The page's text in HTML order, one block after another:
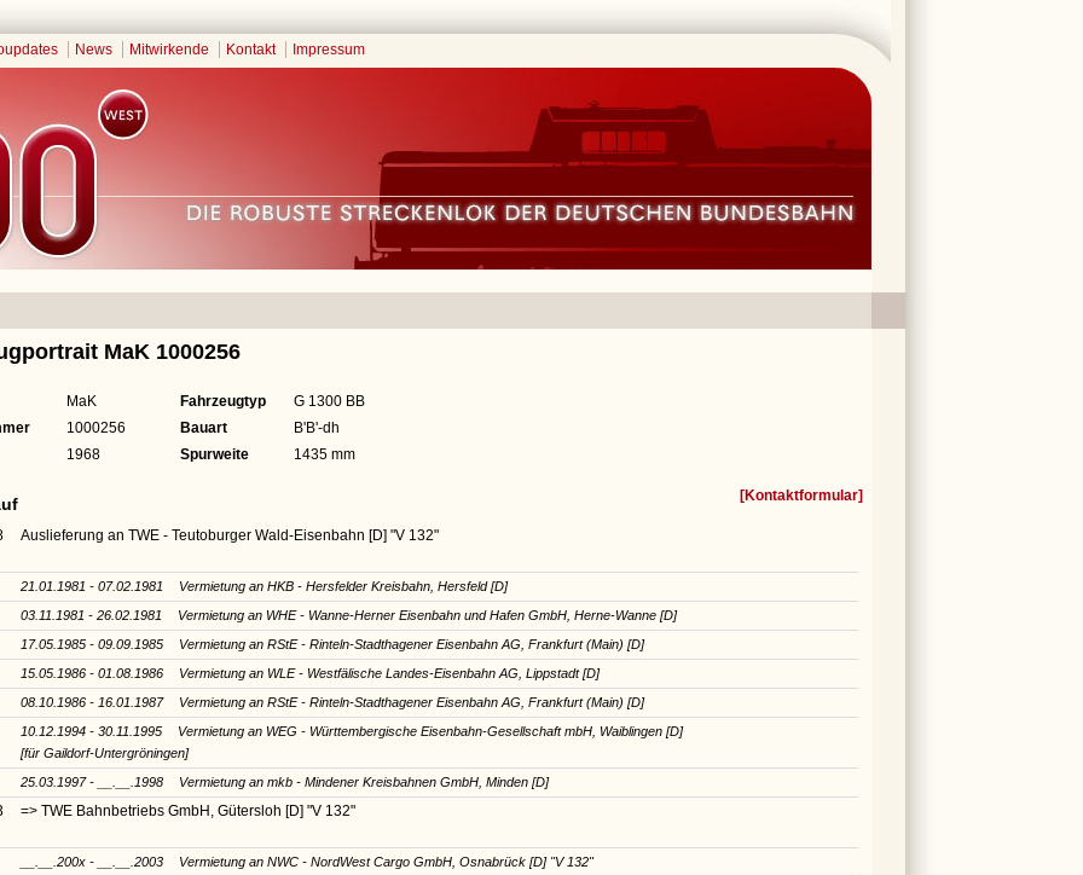
News Mitwirkende Kontakt Impressum
MaK 1000256
MaK Fahrzeugtyp
G 1300 BB
1000256 Bauart
B'B'-dh
1968 Spurweite 1435 mm
[Kontaktformular]
Auslieferung an TWE - Teutoburger Wald-Eisenbahn [D] "V 132"
21.01.1981 - 07.02.1981
Vermietung an HKB - Hersfelder Kreisbahn, Hersfeld [D]
03.11.1981 - 26.02.1981
Vermietung an WHE - Wanne-Herner Eisenbahn und Hafen GmbH, Herne-Wanne [D]
17.05.1985 - 09.09.1985
Vermietung an RStE - Rinteln-Stadthagener Eisenbahn AG, Frankfurt (Main) [D]
15.05.1986 - 01.08.1986
Vermietung an WLE - Westfälische Landes-Eisenbahn AG, Lippstadt [D]
08.10.1986 - 16.01.1987
Vermietung an RStE - Rinteln-Stadthagener Eisenbahn AG, Frankfurt (Main) [D]
10.12.1994 - 30.11.1995
Vermietung an WEG - Württembergische Eisenbahn-Gesellschaft mbH, Waiblingen [D]
[für Gaildorf-Untergröningen]
25.03.1997 - __.__.1998
Vermietung an mkb - Mindener Kreisbahnen GmbH, Minden [D]
=> TWE Bahnbetriebs GmbH, Gütersloh [D] "V 132"
__.__.200x - __.__.2003 Vermietung an NWC - NordWest Cargo GmbH, Osnabrück [D] "V 132"